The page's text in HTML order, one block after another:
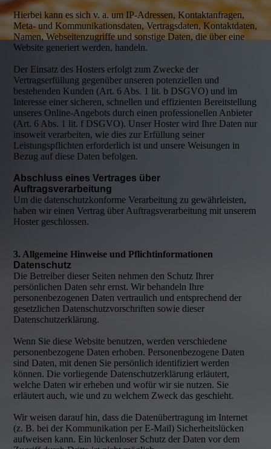
Hierbei kann es sich v. a. um IP-Adressen, Kontaktanfragen,
Meta- und Kommunikationsdaten, Vertragsdaten, Kontaktdaten,
Namen, Webseitenzugriffe und sonstige Daten, die über eine
Website generiert werden, handeln.
Der Einsatz des Hosters erfolgt zum Zwecke der
Vertragserfüllung gegenüber unseren potenziellen und
bestehenden Kunden (Art. 6 Abs. 1 lit. b DSGVO) und im
Interesse einer sicheren, schnellen und effizienten Bereitstellung
unseres Online-Angebots durch einen professionellen Anbieter
(Art. 6 Abs. 1 lit. f DSGVO). Unser Hoster wird Ihre Daten nur
insoweit verarbeiten, wie dies zur Erfüllung seiner
Leistungspflichten erforderlich ist und unsere Weisungen in
Bezug auf diese Daten befolgen.
Abschluss eines Vertrages über
Auftragsverarbeitung
Um die datenschutzkonforme Verarbeitung zu gewährleisten,
haben wir einen Vertrag über Auftragsverarbeitung mit unserem
Hoster geschlossen.
3. Allgemeine Hinweise und Pflichtinformationen
Datenschutz
Die Betreiber dieser Seiten nehmen den Schutz Ihrer
persönlichen Daten sehr ernst. Wir behandeln Ihre
personenbezogenen Daten vertraulich und entsprechend der
gesetzlichen Datenschutzvorschriften sowie dieser
Datenschutzerklärung.
Wenn Sie diese Website benutzen, werden verschiedene
personenbezogene Daten erhoben. Personenbezogene Daten
sind Daten, mit denen Sie persönlich identifiziert werden
können. Die vorliegende Datenschutzerklärung erläutert,
welche Daten wir erheben und wofür wir sie nutzen. Sie
erläutert auch, wie und zu welchem Zweck das geschieht.
Wir weisen darauf hin, dass die Datenübertragung im Internet
(z. B. bei der Kommunikation per E-Mail) Sicherheitslücken
aufweisen kann. Ein lückenloser Schutz der Daten vor dem